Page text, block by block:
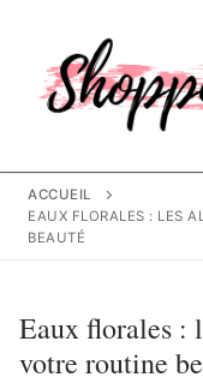
contenu
ACCUEIL
EAUX FLORALES : LES
BEAUTÉ
Eaux florales :
votre routine